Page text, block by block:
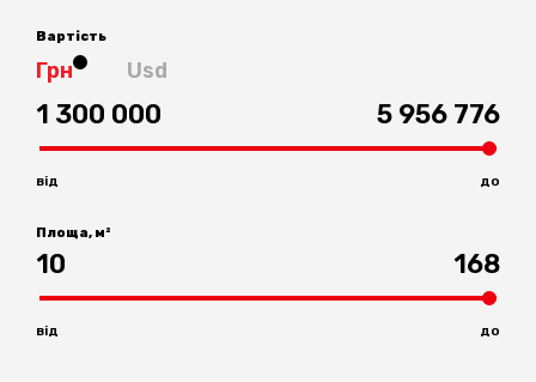
Вартість
Грн Usd
1 300 000 5 956 776
від до
Площа, м²
10 168
від до